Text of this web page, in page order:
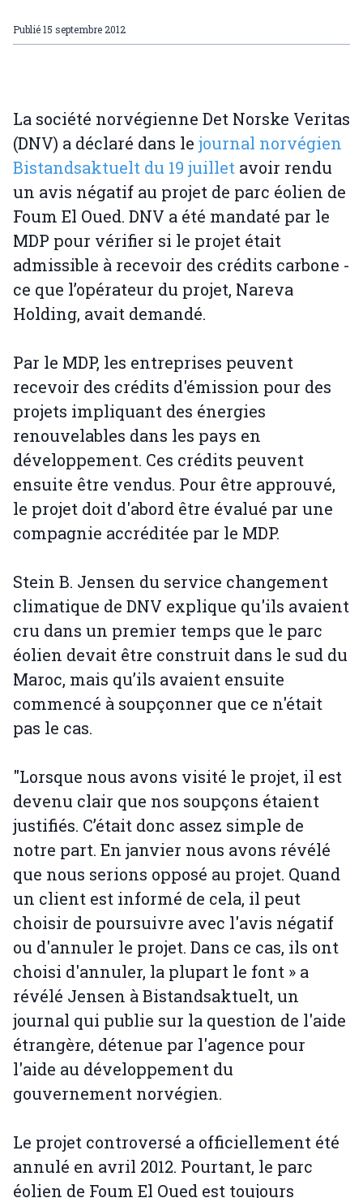
Publié15 septembre 2012
La société norvégienne Det Norske Veritas
(DNV) a déclaré dans le journal norvégien
Bistandsaktuelt du 19 juillet avoir rendu
un avis négatif au projet de parc éolien de
Foum El Oued. DNV a été mandaté par le
MDP pour vérifier si le projet était
admissible à recevoir des crédits carbone -
ce que l’opérateur du projet, Nareva
Holding, avait demandé.
Par le MDP, les entreprises peuvent
recevoir des crédits d'émission pour des
projets impliquant des énergies
renouvelables dans les pays en
développement. Ces crédits peuvent
ensuite être vendus. Pour être approuvé,
le projet doit d'abord être évalué par une
compagnie accréditée par le MDP.
Stein B. Jensen du service changement
climatique de DNV explique qu'ils avaient
cru dans un premier temps que le parc
éolien devait être construit dans le sud du
Maroc, mais qu’ils avaient ensuite
commencé à soupçonner que ce n'était
pas le cas.
"Lorsque nous avons visité le projet, il est
devenu clair que nos soupçons étaient
justifiés. C’était donc assez simple de
notre part. En janvier nous avons révélé
que nous serions opposé au projet. Quand
un client est informé de cela, il peut
choisir de poursuivre avec l'avis négatif
ou d'annuler le projet. Dans ce cas, ils ont
choisi d'annuler, la plupart le font » a
révélé Jensen à Bistandsaktuelt, un
journal qui publie sur la question de l'aide
étrangère, détenue par l'agence pour
l'aide au développement du
gouvernement norvégien.
Le projet controversé a officiellement été
annulé en avril 2012. Pourtant, le parc
éolien de Foum El Oued est toujours